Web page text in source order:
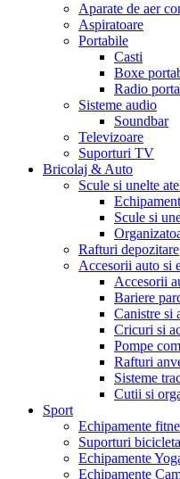
Aparate de aer
Aspiratoare
Portabile
Casti
Boxe
Radio
Sisteme audio
Soundbar
Televizoare
Suporturi TV
Bricolaj & Auto
Scule si unelte
Scule si
Rafturi depozitare
Accesorii auto si
Accesorii
Bariere
Canistre si
Cricuri si
Pompe
Rafturi
Sisteme
Cutii si
Sport
Echipamente
Suporturi bicicleta
Echipamente
Echipamente